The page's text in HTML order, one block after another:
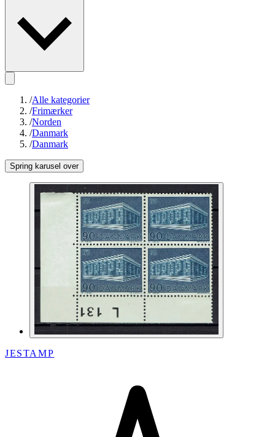
/Alle kategorier
/Frimærker
/Norden
/Danmark
/Danmark
Spring karusel over
JESTAMP